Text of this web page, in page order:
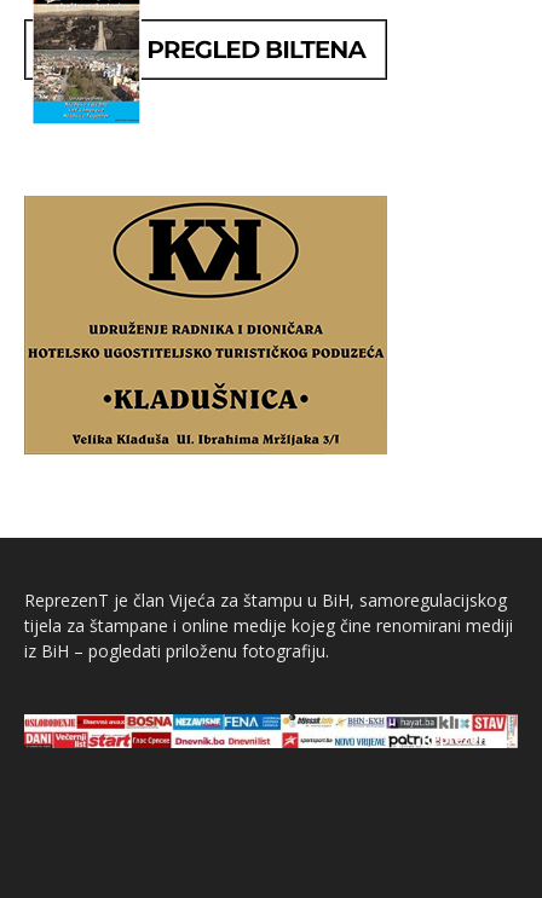
ReprezenT je član Vijeća za štampu u BiH, samoregulacijskog
tijela za štampane i online medije kojeg čine renomirani mediji
iz BiH – pogledati priloženu fotografiju.